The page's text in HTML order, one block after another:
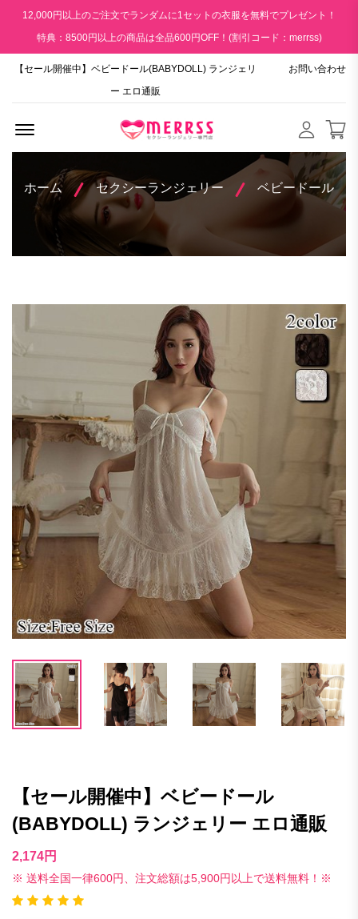
12,000円以上のご注文でランダムに1セットの衣服を無料でプレゼント！
特典：8500円以上の商品は全品600円OFF！(割引コード：merrss)
【セール開催中】ベビードール(BABYDOLL) ランジェリ
ー エロ通販
お問い合わせ
ホーム セクシーランジェリー ベビードール
【セール開催中】ベビードール
(BABYDOLL) ランジェリー エロ通販
2,174円
※ 送料全国一律600円、注文総額は5,900円以上で送料無料！※